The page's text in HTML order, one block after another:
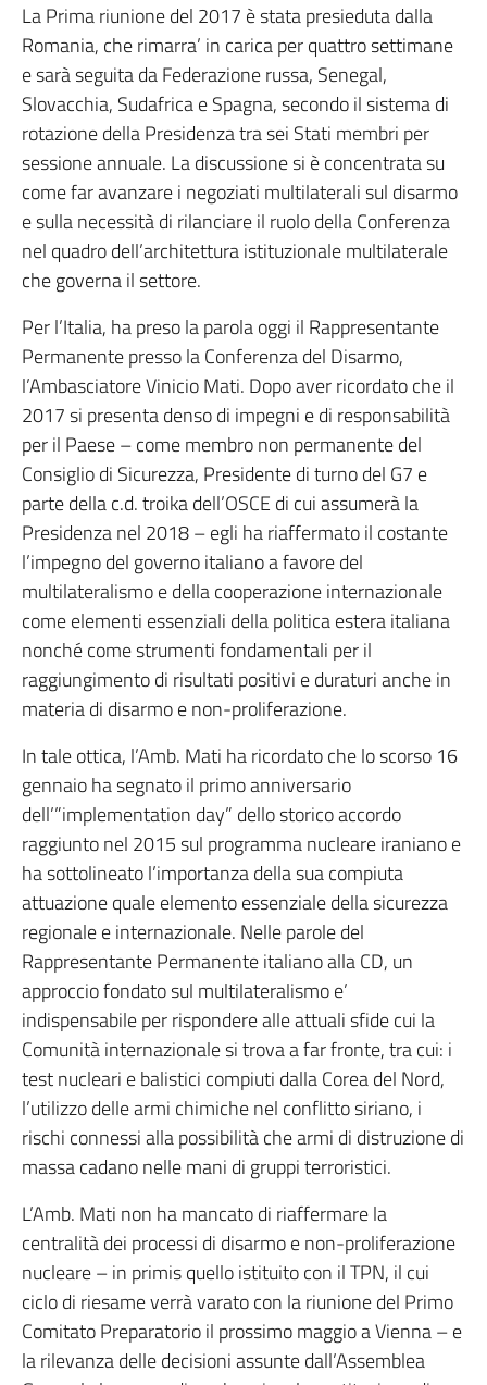
La Prima riunione del 2017 è stata presieduta dalla
Romania, che rimarra’ in carica per quattro settimane
e sarà seguita da Federazione russa, Senegal,
Slovacchia, Sudafrica e Spagna, secondo il sistema di
rotazione della Presidenza tra sei Stati membri per
sessione annuale. La discussione si è concentrata su
come far avanzare i negoziati multilaterali sul disarmo
e sulla necessità di rilanciare il ruolo della Conferenza
nel quadro dell’architettura istituzionale multilaterale
che governa il settore.
Per l’Italia, ha preso la parola oggi il Rappresentante
Permanente presso la Conferenza del Disarmo,
l’Ambasciatore Vinicio Mati. Dopo aver ricordato che il
2017 si presenta denso di impegni e di responsabilità
per il Paese – come membro non permanente del
Consiglio di Sicurezza, Presidente di turno del G7 e
parte della c.d. troika dell’OSCE di cui assumerà la
Presidenza nel 2018 – egli ha riaffermato il costante
l’impegno del governo italiano a favore del
multilateralismo e della cooperazione internazionale
come elementi essenziali della politica estera italiana
nonché come strumenti fondamentali per il
raggiungimento di risultati positivi e duraturi anche in
materia di disarmo e non-proliferazione.
In tale ottica, l’Amb. Mati ha ricordato che lo scorso 16
gennaio ha segnato il primo anniversario
dell’”implementation day” dello storico accordo
raggiunto nel 2015 sul programma nucleare iraniano e
ha sottolineato l’importanza della sua compiuta
attuazione quale elemento essenziale della sicurezza
regionale e internazionale. Nelle parole del
Rappresentante Permanente italiano alla CD, un
approccio fondato sul multilateralismo e’
indispensabile per rispondere alle attuali sfide cui la
Comunità internazionale si trova a far fronte, tra cui: i
test nucleari e balistici compiuti dalla Corea del Nord,
l’utilizzo delle armi chimiche nel conflitto siriano, i
rischi connessi alla possibilità che armi di distruzione di
massa cadano nelle mani di gruppi terroristici.
L’Amb. Mati non ha mancato di riaffermare la
centralità dei processi di disarmo e non-proliferazione
nucleare – in primis quello istituito con il TPN, il cui
ciclo di riesame verrà varato con la riunione del Primo
Comitato Preparatorio il prossimo maggio a Vienna – e
la rilevanza delle decisioni assunte dall’Assemblea